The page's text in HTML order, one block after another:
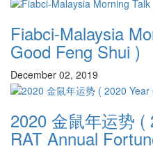
Fiabci-Malaysia
Good Feng Shui )
December 02, 2019
2020 金鼠年运势 (
RAT Annual